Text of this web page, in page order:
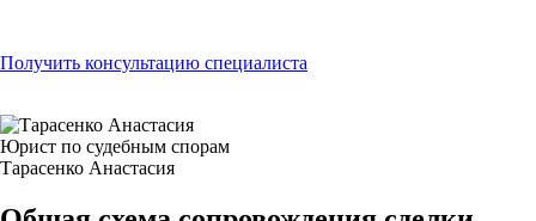
Получить консультацию специалиста
Юрист по судебным спорам
Тарасенко Анастасия